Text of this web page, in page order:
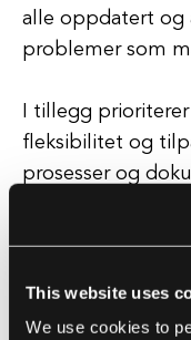
This website uses
We use cookies to
alle oppdatert og
problemer som
I tillegg
fleksibilitet og
prosesser og
detaljerte planer
omfavne
fleksibiliteten